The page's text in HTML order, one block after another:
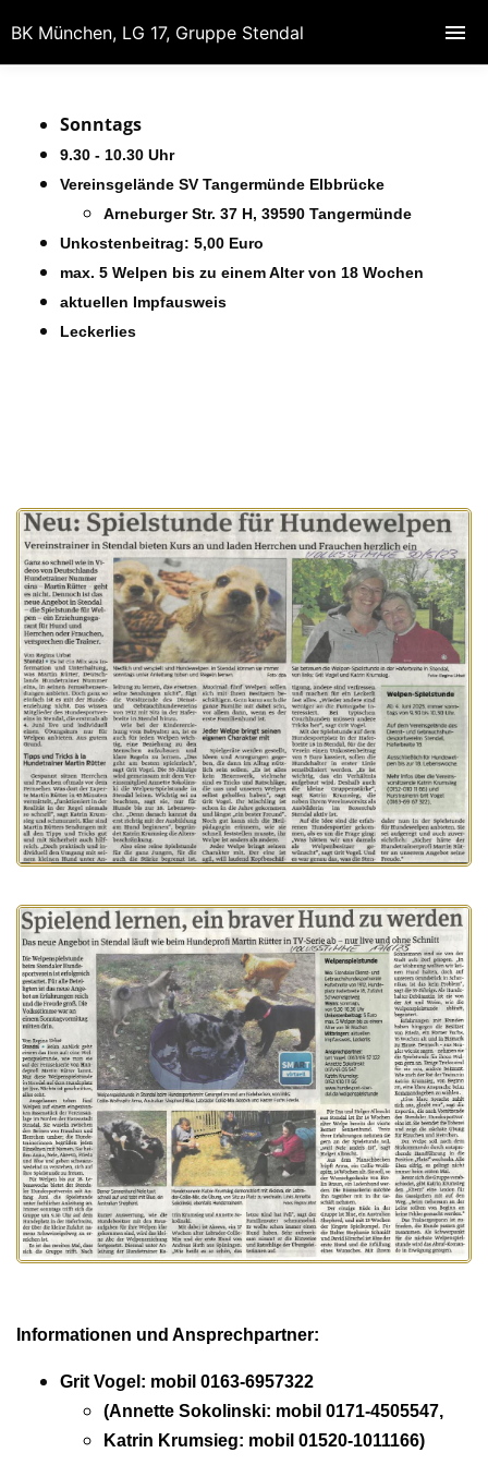
Sonntags
9.30 - 10.30 Uhr
Vereinsgelände SV Tangermünde Elbbrücke
Arneburger Str. 37 H, 39590 Tangermünde
Unkostenbeitrag: 5,00 Euro
max. 5 Welpen bis zu einem Alter von 18 Wochen
aktuellen Impfausweis
Leckerlies
Informationen und Ansprechpartner:
Grit Vogel: mobil 0163-6957322
(Annette Sokolinski: mobil 0171-4505547,
Katrin Krumsieg: mobil 01520-1011166)
BK München, LG 17, Gruppe Stendal